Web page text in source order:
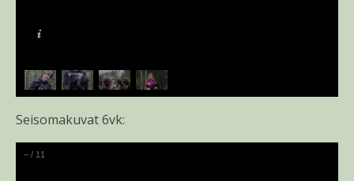
Seisomakuvat 6vk:
– / 11